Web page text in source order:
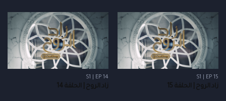
S1 | EP 15
زاد الروح | الحلقة 15
S1 | EP 14
زاد الروح | الحلقة 14